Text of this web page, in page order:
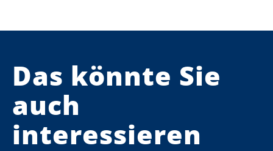
Das könnte Sie
auch
interessieren